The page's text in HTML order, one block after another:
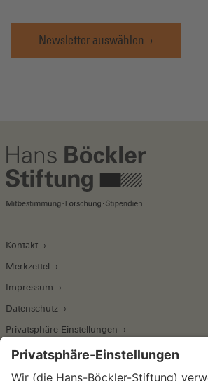
Newsletter auswählen
Kontakt
Merkzettel
Impressum
Datenschutz
Privatsphäre-Einstellungen
Wirtschafts- und